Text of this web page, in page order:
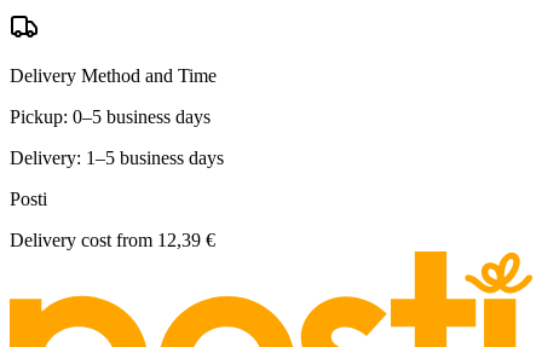
Delivery Method and Time
Pickup: 0–5 business days
Delivery: 1–5 business days
Posti
Delivery cost from 12,39 €